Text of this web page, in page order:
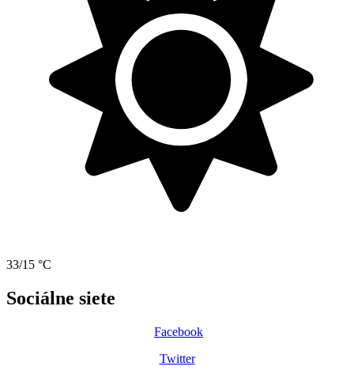
33/15 °C
Sociálne siete
Facebook
Twitter